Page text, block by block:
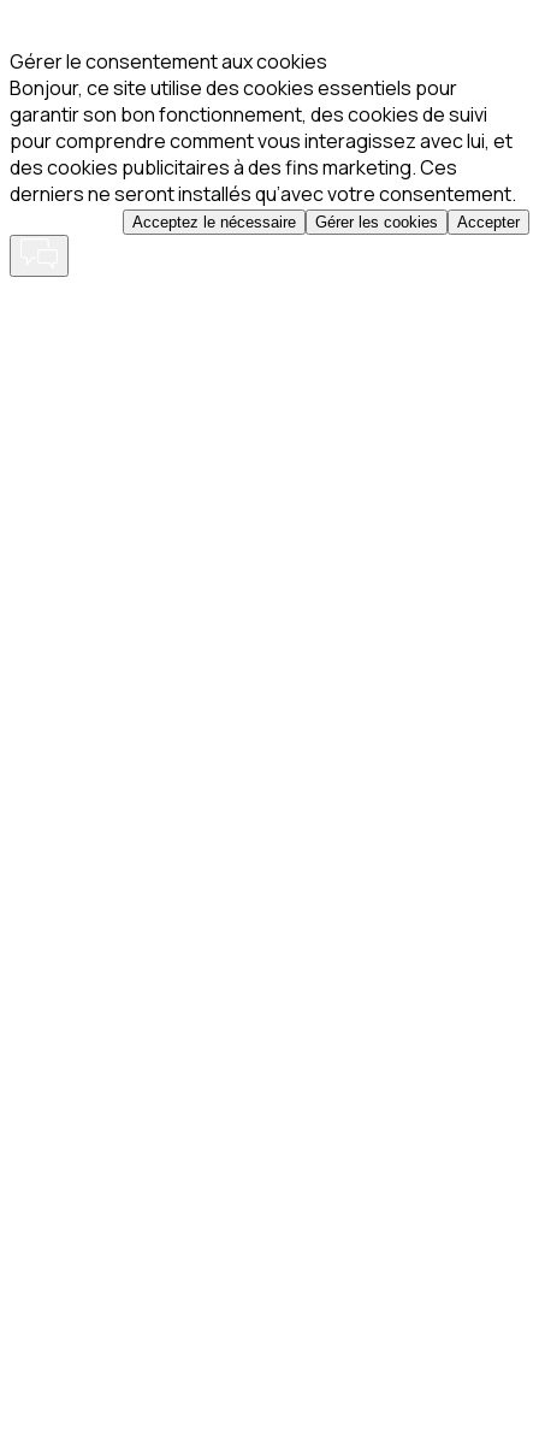
Gérer le consentement aux cookies
Bonjour, ce site utilise des cookies essentiels pour
garantir son bon fonctionnement, des cookies de suivi
pour comprendre comment vous interagissez avec lui, et
des cookies publicitaires à des fins marketing. Ces
derniers ne seront installés qu’avec votre consentement.
Acceptez le nécessaire Gérer les cookies Accepter